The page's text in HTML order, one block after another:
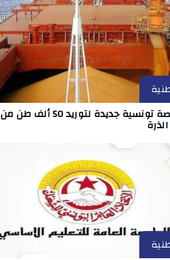
مناقصة تونسية جديدة لتوريد 50 ألف طن من